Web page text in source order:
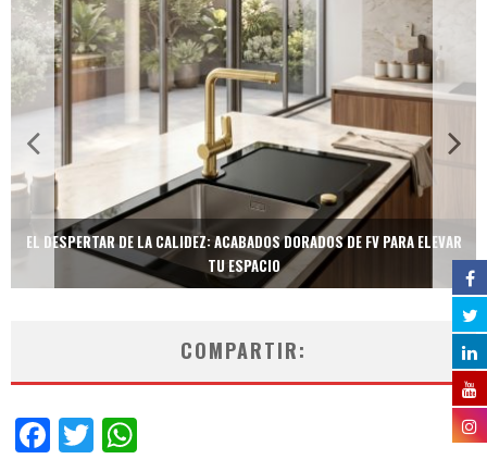
EL DESPERTAR DE LA CALIDEZ: ACABADOS DORADOS DE FV PARA ELEVAR
TU ESPACIO
COMPARTIR:
Facebook
Twitter